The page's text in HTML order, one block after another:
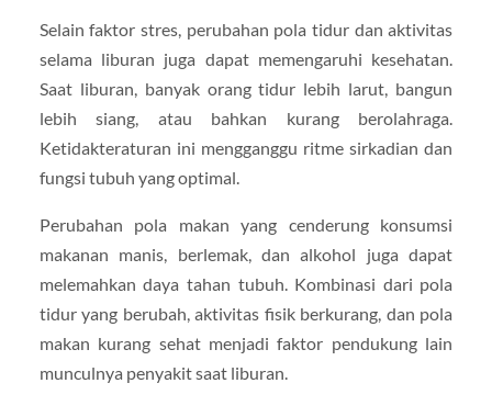
Selain faktor stres, perubahan pola tidur dan aktivitas
selama liburan juga dapat memengaruhi kesehatan.
Saat liburan, banyak orang tidur lebih larut, bangun
lebih siang, atau bahkan kurang berolahraga.
Ketidakteraturan ini mengganggu ritme sirkadian dan
fungsi tubuh yang optimal.
Perubahan pola makan yang cenderung konsumsi
makanan manis, berlemak, dan alkohol juga dapat
melemahkan daya tahan tubuh. Kombinasi dari pola
tidur yang berubah, aktivitas fisik berkurang, dan pola
makan kurang sehat menjadi faktor pendukung lain
munculnya penyakit saat liburan.